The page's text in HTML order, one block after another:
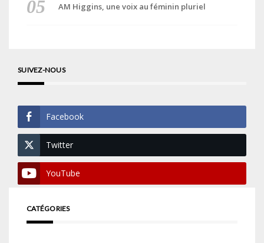
AM Higgins, une voix au féminin pluriel
SUIVEZ-NOUS
Facebook
Twitter
YouTube
CATÉGORIES